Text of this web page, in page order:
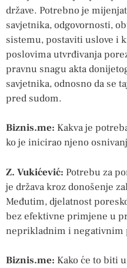
države. Potrebno je
savjetnika, odgovornosti,
sistemu, postaviti uslove i
poslovima utvrđivanja
pravnu snagu akta
savjetnika, odnosno da se
pred sudom.
Biznis.me: Kakva je
ko je inicirao njeno
Z. Vukićević: Potrebu za
je država kroz donošenje
Međutim, djelatnost
bez efektivne primjene u
neprikladnim i negativnim
Biznis.me: Kako će to biti